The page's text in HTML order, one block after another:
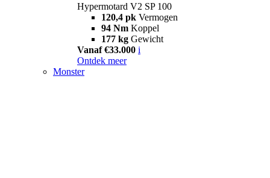
Hypermotard V2 SP 100
120,4 pk Vermogen
94 Nm Koppel
177 kg Gewicht
Vanaf €33.000 i
Ontdek meer
Monster